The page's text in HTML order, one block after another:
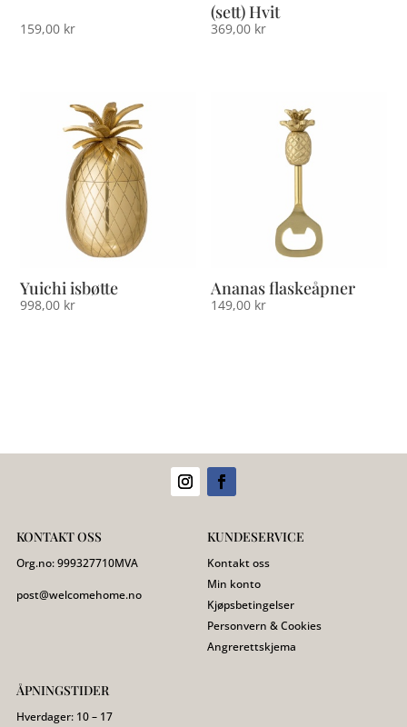
159,00 kr
(sett) Hvit
369,00 kr
Yuichi isbøtte
998,00 kr
Ananas flaskeåpner
149,00 kr
KONTAKT OSS
Org.no:999327710MVA
post@welcomehome.no
KUNDESERVICE
Kontakt oss
Min konto
Kjøpsbetingelser
Personvern & Cookies
Angrerettskjema
ÅPNINGSTIDER
Hverdager: 10 – 17